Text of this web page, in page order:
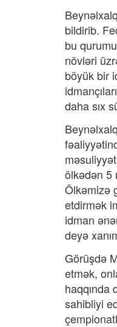
bildirib.
bu
növləri
böyük bir
daha sıx
ölkədən 5
Ölkəmizə
etdirmək
idman
deyə
Görüşdə
etmək,
sahibliyi